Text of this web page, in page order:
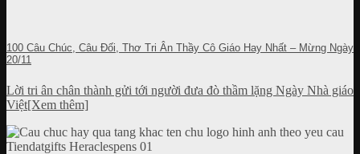
100 Câu Chúc, Câu Đối, Thơ Tri Ân Thầy Cô Giáo Hay Nhất – Mừng Ngày
20/11
Lời tri ân chân thành gửi tới người đưa đò thầm lặng Ngày Nhà giáo
Việt[Xem thêm]